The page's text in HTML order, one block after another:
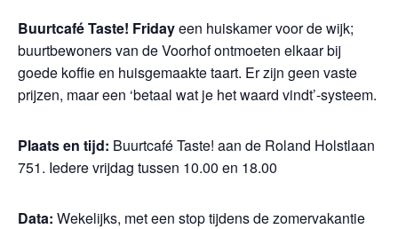
Buurtcafé Taste! Fridayeen huiskamer voor de wijk;
buurtbewoners van de Voorhof ontmoeten elkaar bij
goede koffie en huisgemaakte taart. Er zijn geen vaste
prijzen, maar een ‘betaal wat je het waard vindt’-systeem.
Plaats en tijd: Buurtcafé Taste! aan de Roland Holstlaan
751. Iedere vrijdag tussen 10.00 en 18.00
Data: Wekelijks, met een stop tijdens de zomervakantie